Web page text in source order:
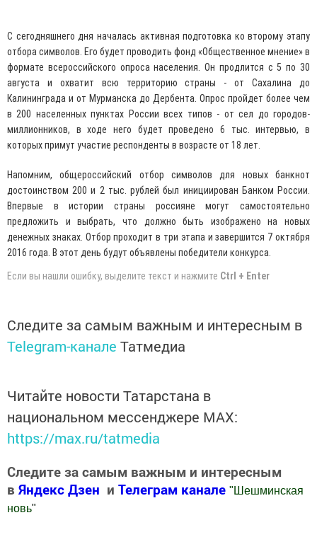
С сегодняшнего дня началась активная подготовка ко второму этапу
отбора символов. Его будет проводить фонд «Общественное мнение» в
формате всероссийского опроса населения. Он продлится с 5 по 30
августа и охватит всю территорию страны - от Сахалина до
Калининграда и от Мурманска до Дербента. Опрос пройдет более чем
в 200 населенных пунктах России всех типов - от сел до городов-
миллионников, в ходе него будет проведено 6 тыс. интервью, в
которых примут участие респонденты в возрасте от 18 лет.
Напомним, общероссийский отбор символов для новых банкнот
достоинством 200 и 2 тыс. рублей был инициирован Банком России.
Впервые в истории страны россияне могут самостоятельно
предложить и выбрать, что должно быть изображено на новых
денежных знаках. Отбор проходит в три этапа и завершится 7 октября
2016 года. В этот день будут объявлены победители конкурса.
Если вы нашли ошибку, выделите текст и нажмите Ctrl + Enter
Следите за самым важным и интересным в
Telegram-канале Татмедиа
Читайте новости Татарстана в
национальном мессенджере MАХ:
https://max.ru/tatmedia
Следите за самым важным и интересным
в Яндекс Дзен и Телеграм канале "Шешминская
новь"